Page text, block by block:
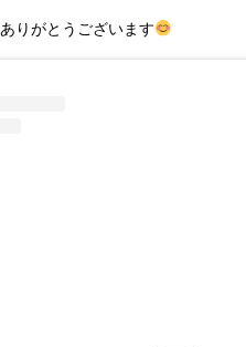
りがとうございます